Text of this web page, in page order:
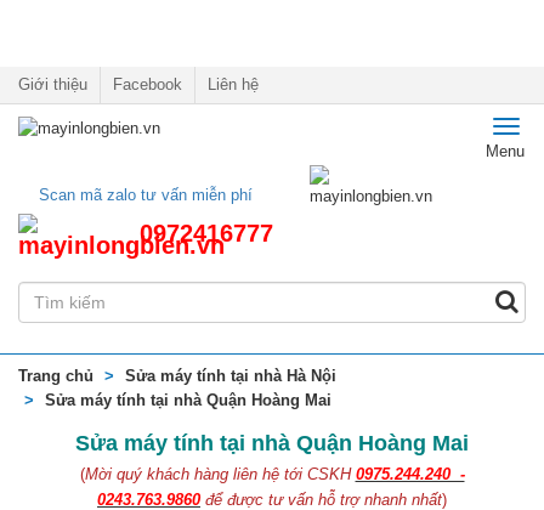
Giới thiệu Facebook Liên hệ
Menu
Scan mã zalo tư vấn miễn phí
0972416777
Trang chủ
Sửa máy tính tại nhà Hà Nội
Sửa máy tính tại nhà Quận Hoàng Mai
Sửa máy tính tại nhà Quận Hoàng Mai
(Mời quý khách hàng liên hệ tới CSKH 0975.244.240 -
0243.763.9860 để được tư vấn hỗ trợ nhanh nhất)